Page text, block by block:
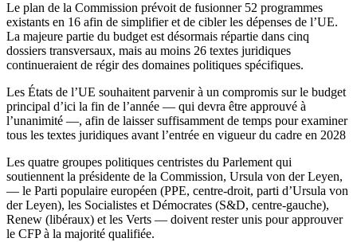
Le plan de la Commission prévoit de fusionner 52 programmes
existants en 16 afin de simplifier et de cibler les dépenses de l’UE.
La majeure partie du budget est désormais répartie dans cinq
dossiers transversaux, mais au moins 26 textes juridiques
continueraient de régir des domaines politiques spécifiques.
Les États de l’UE souhaitent parvenir à un compromis sur le budget
principal d’ici la fin de l’année — qui devra être approuvé à
l’unanimité —, afin de laisser suffisamment de temps pour examiner
tous les textes juridiques avant l’entrée en vigueur du cadre en 2028
Les quatre groupes politiques centristes du Parlement qui
soutiennent la présidente de la Commission, Ursula von der Leyen,
— le Parti populaire européen (PPE, centre-droit, parti d’Ursula von
der Leyen), les Socialistes et Démocrates (S&D, centre-gauche),
Renew (libéraux) et les Verts — doivent rester unis pour approuver
le CFP à la majorité qualifiée.